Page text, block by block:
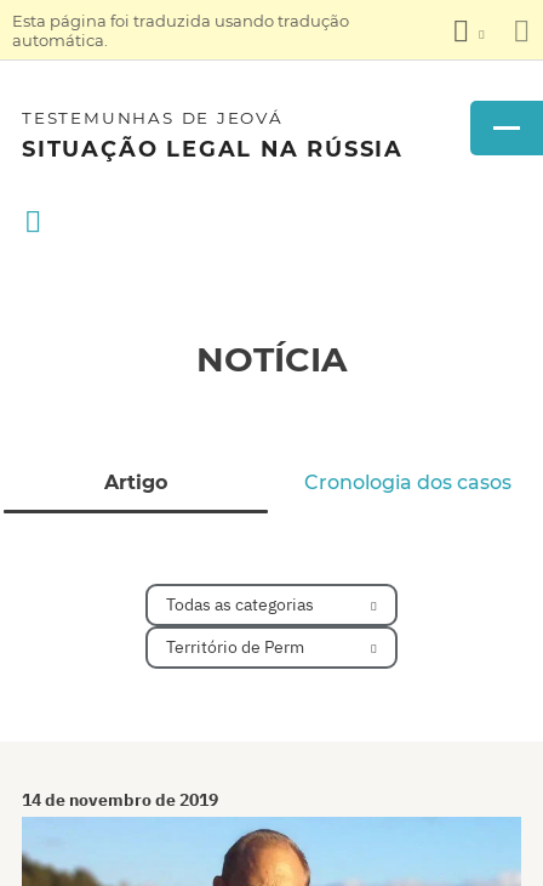
Esta página foi traduzida usando tradução
automática.
TESTEMUNHAS DE JEOVÁ
SITUAÇÃO LEGAL NA RÚSSIA
NOTÍCIA
Artigo Cronologia dos casos
Todas as categorias
Território de Perm
14 de novembro de 2019